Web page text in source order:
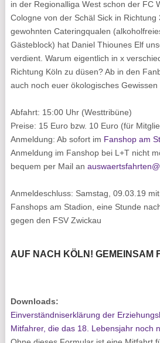
in der Regionalliga West schon der FC
Cologne von der Schäl Sick in Richtung
gewohnten Cateringqualen
Gästeblock) hat Daniel Thiounes Elf
verdient. Warum eigentlich in x
Richtung Köln zu düsen? Ab in den
auch noch euer ökologisches Gewissen
Abfahrt: 15:00 Uhr (Westtribüne)
Preise: 15 Euro bzw. 10 Euro (für
Anmeldung: Ab sofort im Fanshop am
Anmeldung im Fanshop bei L+T nicht
bequem per Mail an
Anmeldeschluss: Samstag, 09.03.19
Fanshops am Stadion, eine Stunde
gegen den FSV Zwickau
AUF NACH KÖLN! GEMEINSAM
Downloads:
Einverständniserklärung der
Mitfahrer, die das 18. Lebensjahr noch